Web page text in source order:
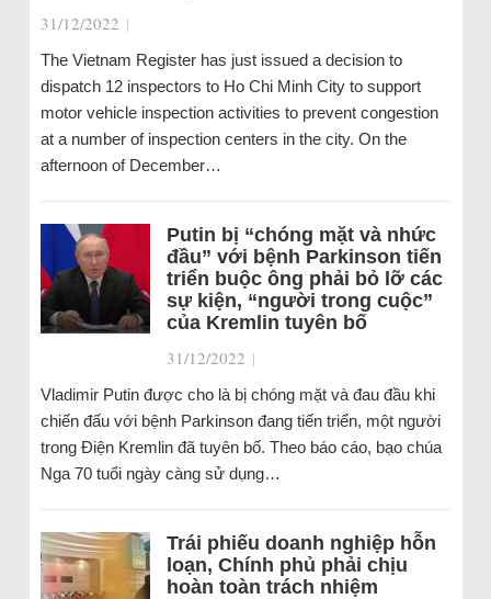
31/12/2022 |
The Vietnam Register has just issued a decision to
dispatch 12 inspectors to Ho Chi Minh City to support
motor vehicle inspection activities to prevent congestion
at a number of inspection centers in the city. On the
afternoon of December…
Putin bị “chóng mặt và nhức
đầu” với bệnh Parkinson tiến
triển buộc ông phải bỏ lỡ các
sự kiện, “người trong cuộc”
của Kremlin tuyên bố
31/12/2022 |
Vladimir Putin được cho là bị chóng mặt và đau đầu khi
chiến đấu với bệnh Parkinson đang tiến triển, một người
trong Điện Kremlin đã tuyên bố. Theo báo cáo, bạo chúa
Nga 70 tuổi ngày càng sử dụng…
Trái phiếu doanh nghiệp hỗn
loạn, Chính phủ phải chịu
hoàn toàn trách nhiệm